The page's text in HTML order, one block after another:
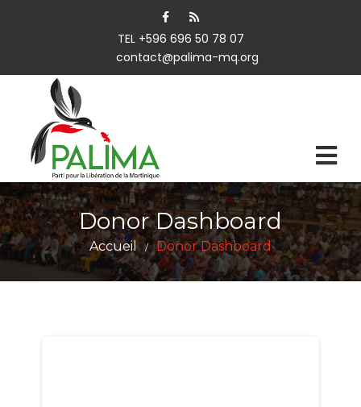
TEL +596 696 50 78 07
contact@palima-mq.org
Donor Dashboard
Accueil / Donor Dashboard